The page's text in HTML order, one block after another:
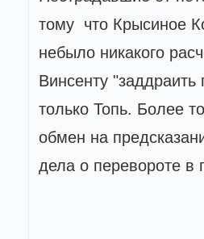
тому что Крысиное
небыло никакого
Винсенту
только Топь. Более
обмен на
дела о перевороте в